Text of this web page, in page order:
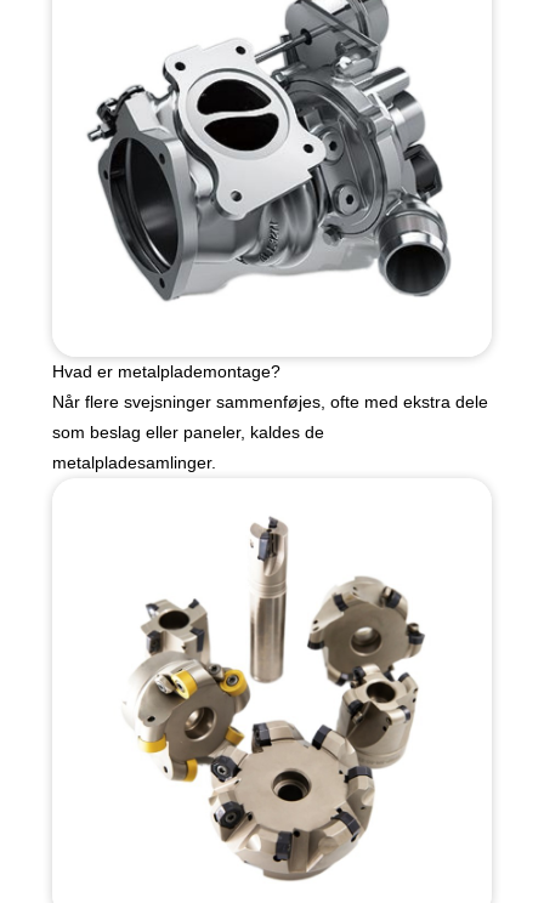
Hvad er metalplademontage?
Når flere svejsninger sammenføjes, ofte med ekstra dele
som beslag eller paneler, kaldes de
metalpladesamlinger.